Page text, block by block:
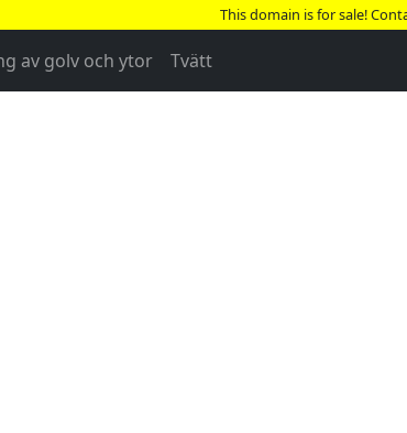
This domain is for sale!
av golv och ytor Tvätt